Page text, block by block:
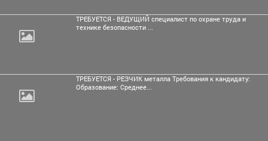
ТРЕБУЕТСЯ - ВЕДУЩИЙ специалист по охране труда и
технике безопасности ...
ТРЕБУЕТСЯ - РЕЗЧИК металла Требования к кандидату:
Образование: Среднее...